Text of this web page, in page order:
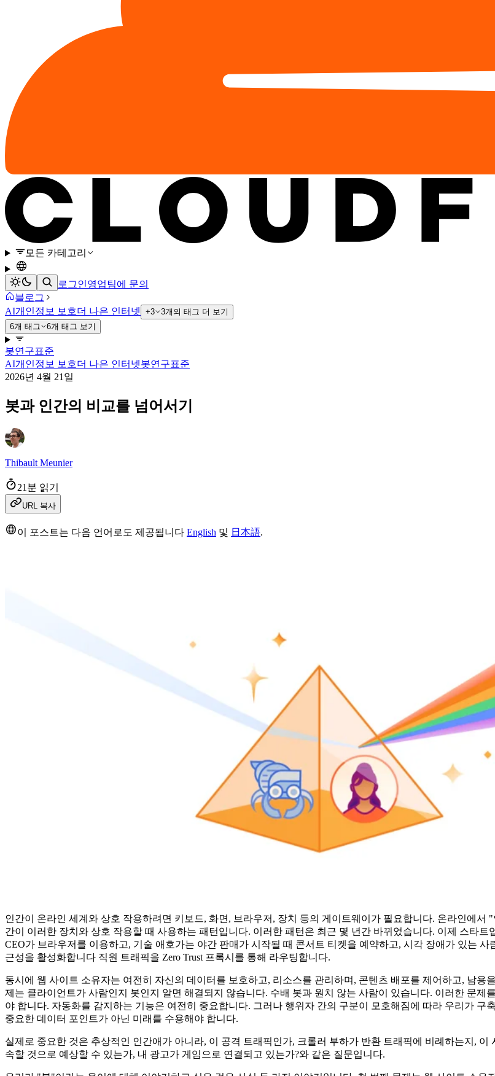
모든 카테고리
로그인영업팀에 문의
블로그
AI개인정보 보호더 나은 인터넷 +3
3개의 태그 더 보기
6개 태그
6개 태그 보기
봇연구표준
AI개인정보 보호더 나은 인터넷봇연구표준
2026년 4월 21일
봇과 인간의 비교를 넘어서기
Thibault Meunier
21분 읽기
URL 복사
이 포스트는 다음 언어로도 제공됩니다 English 및 日本語.
인간이 온라인 세계와 상호 작용하려면 키보드, 화면, 브라우저, 장치 등의 게이트웨이가 필요합니다. 온라인에서
간이 이러한 장치와 상호 작용할 때 사용하는 패턴입니다. 이러한 패턴은 최근 몇 년간 바뀌었습니다. 이제 스타트
CEO가 브라우저를 이용하고, 기술 애호가는 야간 판매가 시작될 때 콘서트 티켓을 예약하고, 시각 장애가 있는 사
근성을 활성화합니다 직원 트래픽을 Zero Trust 프록시를 통해 라우팅합니다.
동시에 웹 사이트 소유자는 여전히 자신의 데이터를 보호하고, 리소스를 관리하며, 콘텐츠 배포를 제어하고, 남용
제는 클라이언트가 사람인지 봇인지 알면 해결되지 않습니다. 수배 봇과 원치 않는 사람이 있습니다. 이러한 문제
야 합니다. 자동화를 감지하는 기능은 여전히 중요합니다. 그러나 행위자 간의 구분이 모호해짐에 따라 우리가 구
중요한 데이터 포인트가 아닌 미래를 수용해야 합니다.
실제로 중요한 것은 추상적인 인간애가 아니라, 이 공격 트래픽인가, 크롤러 부하가 반환 트래픽에 비례하는지, 이
속할 것으로 예상할 수 있는가, 내 광고가 게임으로 연결되고 있는가?와 같은 질문입니다.